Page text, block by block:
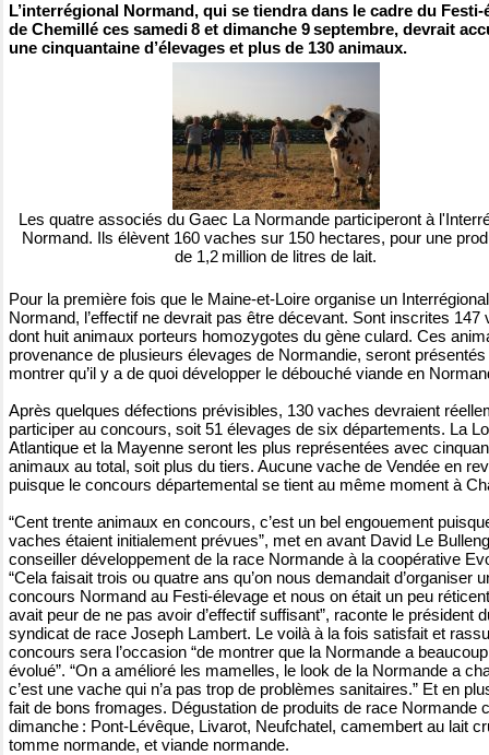
L’interrégional Normand, qui se tiendra dans le cadre du Festi-
de Chemillé ces samedi 8 et dimanche 9 septembre, devrait
une cinquantaine d’élevages et plus de 130 animaux.
Les quatre associés du Gaec La Normande participeront à
Normand. Ils élèvent 160 vaches sur 150 hectares, pour une
de 1,2 million de litres de lait.
Pour la première fois que le Maine-et-Loire organise un Interrégional
Normand, l’effectif ne devrait pas être décevant. Sont inscrites 147
dont huit animaux porteurs homozygotes du gène culard. Ces
provenance de plusieurs élevages de Normandie, seront présentés
montrer qu’il y a de quoi développer le débouché viande en
Après quelques défections prévisibles, 130 vaches devraient
participer au concours, soit 51 élevages de six départements. La
Atlantique et la Mayenne seront les plus représentées avec
animaux au total, soit plus du tiers. Aucune vache de Vendée en
puisque le concours départemental se tient au même moment à
“Cent trente animaux en concours, c’est un bel engouement
vaches étaient initialement prévues”, met en avant David Le
conseiller développement de la race Normande à la coopérative
“Cela faisait trois ou quatre ans qu’on nous demandait d’organiser
concours Normand au Festi-élevage et nous on était un peu
avait peur de ne pas avoir d’effectif suffisant”, raconte le président
syndicat de race Joseph Lambert. Le voilà à la fois satisfait et
concours sera l’occasion “de montrer que la Normande a beaucoup
évolué”. “On a amélioré les mamelles, le look de la Normande a
c’est une vache qui n’a pas trop de problèmes sanitaires.” Et en
fait de bons fromages. Dégustation de produits de race Normande
dimanche : Pont-Lévêque, Livarot, Neufchatel, camembert au lait
tomme normande, et viande normande.